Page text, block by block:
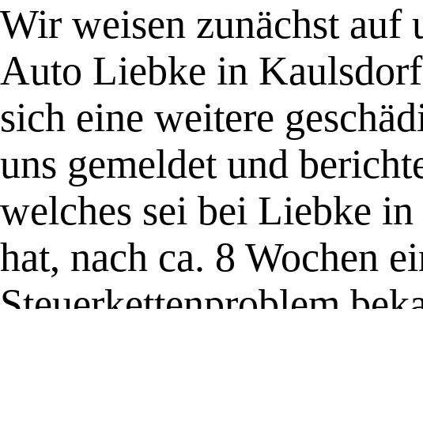
Wir weisen zunächst auf
Auto Liebke in
sich eine weitere
uns gemeldet und
welches sei bei Liebke
hat, nach ca. 8 Wochen
Steuerkettenproblem